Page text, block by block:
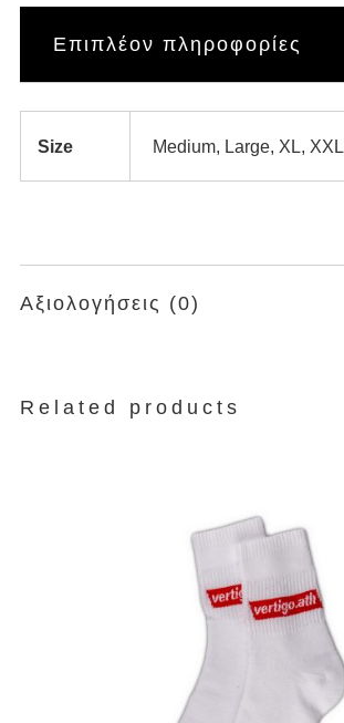
Επιπλέον πληροφορίες
Size Medium, Large, XL, XXL
Αξιολογήσεις (0)
Related products